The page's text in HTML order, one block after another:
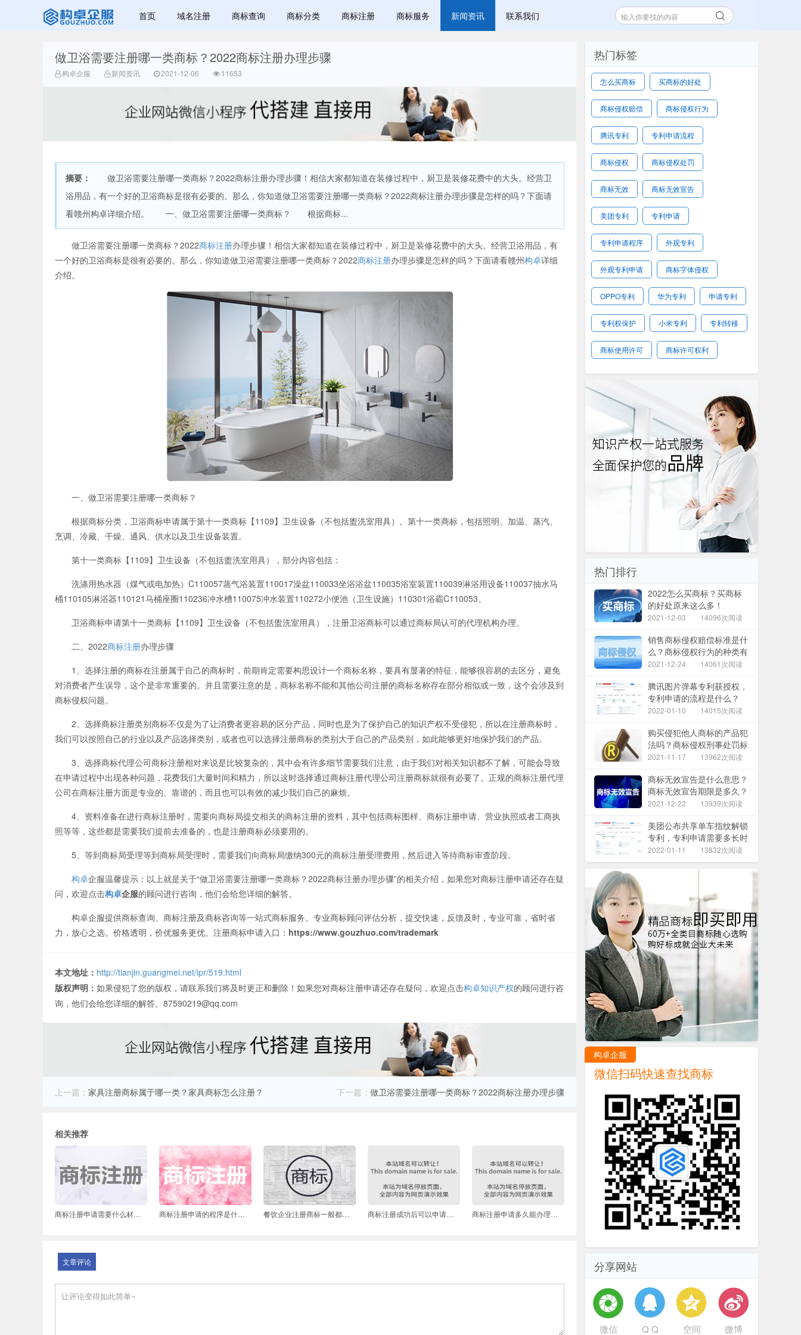
广美明度文化
首页 域名注册 商标查询 商标分类 商标注册 商标服务 新闻资讯 联系我们
做卫浴需要注册哪一类商标？2022商标注册办理步骤
构卓企服 新闻资讯 2021-12-06 11653
摘要：
做卫浴需要注册哪一类商标？2022商标注册办理步骤！相信大家都知道在装修过程中，厨卫是装修花费中的大头。经营卫
浴用品，有一个好的卫浴商标是很有必要的。那么，你知道做卫浴需要注册哪一类商标？2022商标注册办理步骤是怎样的吗？下面请
看赣州构卓详细介绍。 一、做卫浴需要注册哪一类商标？ 根据商标...
做卫浴需要注册哪一类商标？2022商标注册办理步骤！相信大家都知道在装修过程中，厨卫是装修花费中的大头。经营卫浴用品，有
一个好的卫浴商标是很有必要的。那么，你知道做卫浴需要注册哪一类商标？2022商标注册办理步骤是怎样的吗？下面请看赣州构卓详细
介绍。
一、做卫浴需要注册哪一类商标？
根据商标分类，卫浴商标申请属于第十一类商标【1109】卫生设备（不包括盥洗室用具）。第十一类商标，包括照明、加温、蒸汽、
烹调、冷藏、干燥、通风、供水以及卫生设备装置。
第十一类商标【1109】卫生设备（不包括盥洗室用具），部分内容包括：
洗涤用热水器（煤气或电加热）C110057蒸气浴装置110017澡盆110033坐浴浴盆110035浴室装置110039淋浴用设备110037抽水马
桶110105淋浴器110121马桶座圈110236冲水槽110075冲水装置110272小便池（卫生设施）110301浴霸C110053。
卫浴商标申请第十一类商标【1109】卫生设备（不包括盥洗室用具），注册卫浴商标可以通过商标局认可的代理机构办理。
二、2022商标注册办理步骤
1、选择注册的商标在注册属于自己的商标时，前期肯定需要构思设计一个商标名称，要具有显著的特征，能够很容易的去区分，避免
对消费者产生误导，这个是非常重要的。并且需要注意的是，商标名称不能和其他公司注册的商标名称存在部分相似或一致，这个会涉及到
商标侵权问题。
2、选择商标注册类别商标不仅是为了让消费者更容易的区分产品，同时也是为了保护自己的知识产权不受侵犯，所以在注册商标时，
我们可以按照自己的行业以及产品选择类别，或者也可以选择注册商标的类别大于自己的产品类别，如此能够更好地保护我们的产品。
3、选择商标代理公司商标注册相对来说是比较复杂的，其中会有许多细节需要我们注意，由于我们对相关知识都不了解，可能会导致
在申请过程中出现各种问题，花费我们大量时间和精力，所以这时选择通过商标注册代理公司注册商标就很有必要了。正规的商标注册代理
公司在商标注册方面是专业的、靠谱的，而且也可以有效的减少我们自己的麻烦。
4、资料准备在进行商标注册时，需要向商标局提交相关的商标注册的资料，其中包括商标图样、商标注册申请、营业执照或者工商执
照等等，这些都是需要我们提前去准备的，也是注册商标必须要用的。
5、等到商标局受理等到商标局受理时，需要我们向商标局缴纳300元的商标注册受理费用，然后进入等待商标审查阶段。
构卓企服温馨提示：以上就是关于“做卫浴需要注册哪一类商标？2022商标注册办理步骤”的相关介绍，如果您对商标注册申请还存在疑
问，欢迎点击构卓企服的顾问进行咨询，他们会给您详细的解答。
构卓企服提供商标查询、商标注册及商标咨询等一站式商标服务。专业商标顾问评估分析，提交快速，反馈及时，专业可靠，省时省
力，放心之选。价格透明，价优服务更优。注册商标申请入口： https://www.gouzhuo.com/trademark
本文地址： http://tianjin.guangmei.net/ipr/519.html
版权声明： 如果侵犯了您的版权，请联系我们将及时更正和删除！如果您对商标注册申请还存在疑问，欢迎点击构卓知识产权的顾问进行咨
询，他们会给您详细的解答。87590219@qq.com
上一篇： 家具注册商标属于哪一类？家具商标怎么注册？ 下一篇： 做卫浴需要注册哪一类商标？2022商标注册办理步骤
相关推荐
商标注册申请需要什么材料？申请商标需要多长时间？ 商标注册申请的程序是什么？商标注册需要提供哪些资料？ 餐饮企业注册商标一般都有哪类？餐饮商标侵权如何认定？ 商标注册成功后可以申请更改吗 商标注册申请多久能办理完毕
文章评论
热门标签
怎么买商标 买商标的好处
商标侵权赔偿 商标侵权行为
腾讯专利 专利申请流程
商标侵权 商标侵权处罚
商标无效 商标无效宣告
美团专利 专利申请
专利申请程序 外观专利
外观专利申请 商标字体侵权
OPPO专利 华为专利 申请专利
专利权保护 小米专利 专利转移
商标使用许可 商标许可权利
热门排行
2022怎么买商标？买商标
的好处原来这么多！
2021-12-03 14096次阅读
销售商标侵权赔偿标准是什
么？商标侵权行为的种类有
哪些？
2021-12-24 14061次阅读
腾讯图片弹幕专利获授权，
专利申请的流程是什么？
2022-01-10 14015次阅读
购买侵犯他人商标的产品犯
法吗？商标侵权刑事处罚标
准是什么？
2021-11-17 13962次阅读
商标无效宣告是什么意思？
商标无效宣告期限是多久？
2021-12-22 13939次阅读
美团公布共享单车指纹解锁
专利，专利申请需要多长时
间？
2022-01-11 13832次阅读
构卓企服
微信扫码快速查找商标
分享网站
微信 Q Q 空间 微博